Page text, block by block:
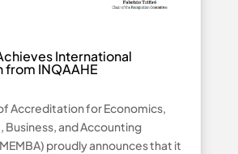
International
from INQAAHE
Accreditation for Economics,
Business, and Accounting
proudly announces that it